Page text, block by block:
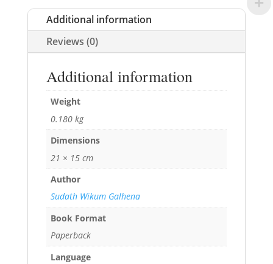
Additional information
Reviews (0)
Additional information
Weight
0.180 kg
Dimensions
21 × 15 cm
Author
Sudath Wikum Galhena
Book Format
Paperback
Language